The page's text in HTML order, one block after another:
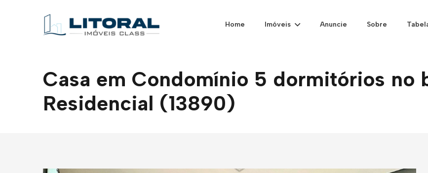
Home Imóveis Anuncie Sobre
Casa em Condomínio 5 dormitórios no
Residencial (13890)